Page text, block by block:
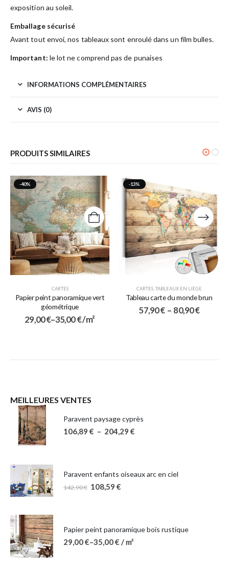
exposition au soleil.
Emballage sécurisé
Avant tout envoi, nos tableaux sont enroulé dans un film bulles.
Important: le lot ne comprend pas de punaises
INFORMATIONS COMPLÉMENTAIRES
AVIS (0)
PRODUITS SIMILAIRES
-40%
CARTES
Papier peint panoramique vert
géométrique
29,00€–35,00€/ m²
-13%
CARTES TABLEAUX EN LIÈGE
Tableau carte du monde brun
57,90€ – 80,90€
MEILLEURES VENTES
Paravent paysage cyprès
106,89 € – 204,29 €
Paravent enfants oiseaux arc en ciel
142,90€ 108,59 €
Papier peint panoramique bois rustique
29,00€–35,00€ / m²